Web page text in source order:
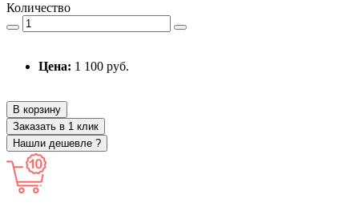
Количество
Цена: 1 100 руб.
В корзину
Заказать в 1 клик
Нашли дешевле ?